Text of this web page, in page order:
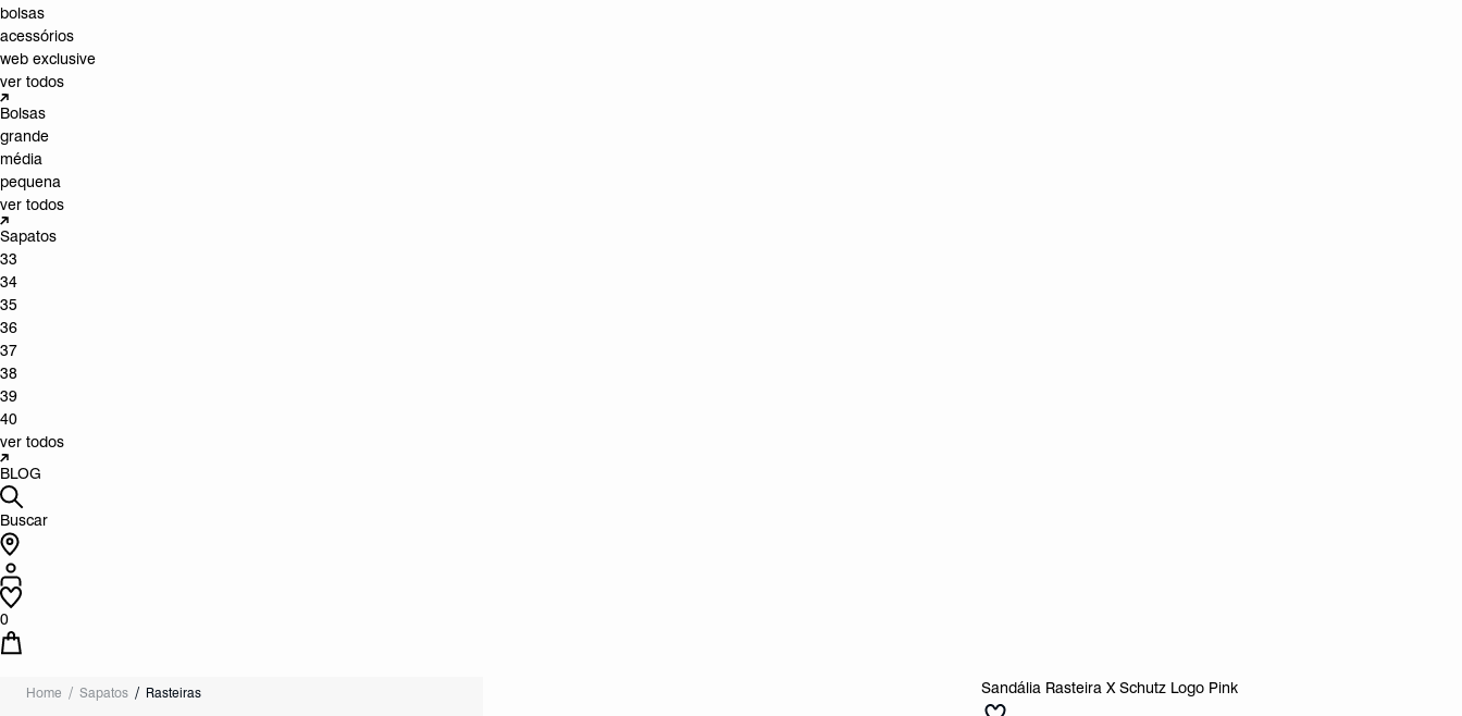
bolsas
acessórios
web exclusive
ver todos
Bolsas
grande
média
pequena
ver todos
Sapatos
33
34
35
36
37
38
39
40
ver todos
BLOG
Buscar
0
Home Sapatos Rasteiras Sandália Rasteira X Schutz Logo Pink